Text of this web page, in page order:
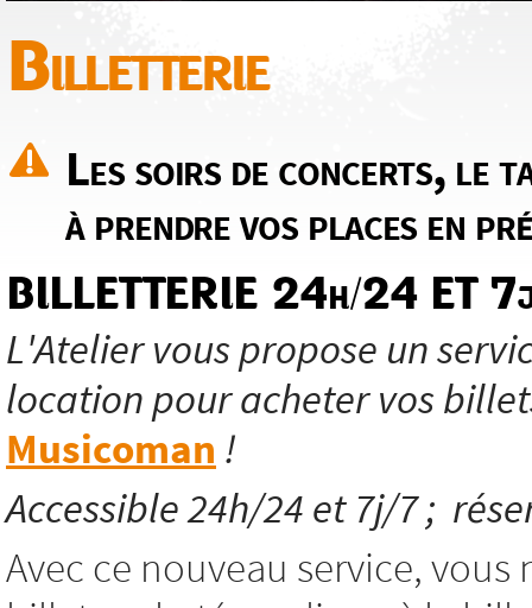
Billetterie
Les soirs de concerts, le
à prendre vos places en
BILLETTERIE 24h/24 ET
L'Atelier vous propose un
location pour acheter vos
Musicoman !
Accessible 24h/24 et 7j/7 ;
Avec ce nouveau service,